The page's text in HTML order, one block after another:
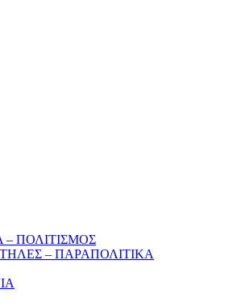
ΠΟΛΙΤΙΣΜΟΣ
– ΠΑΡΑΠΟΛΙΤΙΚΑ